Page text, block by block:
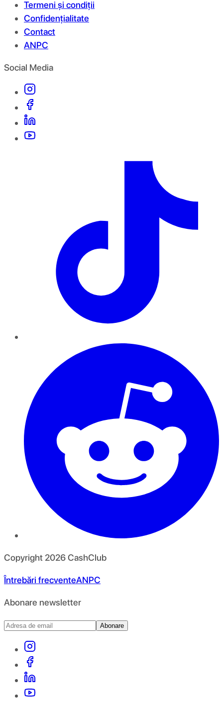
Termeni și condiții
Confidențialitate
Contact
ANPC
Social Media
Copyright 2026CashClub
Întrebări frecventeANPC
Abonare newsletter
Abonare